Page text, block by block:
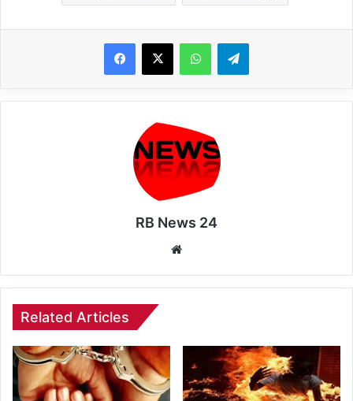
WhatsAppTelegram
RB News 24
Related Articles